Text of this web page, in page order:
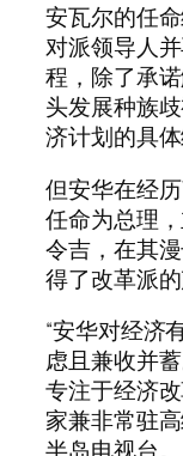
安瓦尔的任
对派领导人
程，除了承
头发展种族
济计划的具
但安华在经
任命为总理
令吉，在其
得了改革派
“安华对经济
虑且兼收并
专注于经济
家兼非常驻